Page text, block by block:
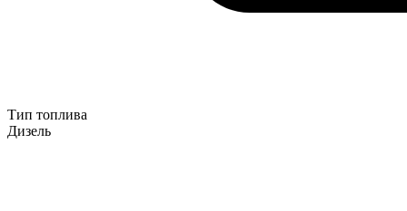
Тип топлива
Дизель